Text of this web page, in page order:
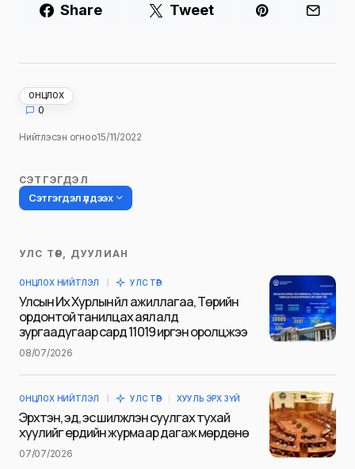
Share Tweet
ОНЦЛОХ
0
Нийтлэсэн огноо15/11/2022
СЭТГЭГДЭЛ
Сэтгэгдэл үлдээх
Таны имэйл хаягийг нийтлэхгүй.
тэмдэглэсэн
Name
УЛС ТӨР, ДУУЛИАН
ОНЦЛОХ НИЙТЛЭЛ УЛС ТӨР
Улсын Их Хурлын үйл ажиллагаа, Төрийн
ордонтой танилцах аялалд
зургаадугаар сард 11019 иргэн оролцжээ
08/07/2026
ОНЦЛОХ НИЙТЛЭЛ УЛС ТӨР ХУУЛЬ ЭРХ ЗҮЙ
Эрхтэн, эд, эс шилжүүлэн суулгах тухай
хуулийг ердийн журмаар дагаж мөрдөнө
07/07/2026